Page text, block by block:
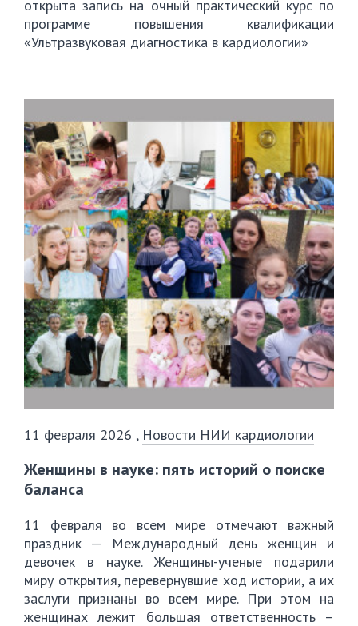
открыта запись на очный практический курс по
программе повышения квалификации
«Ультразвуковая диагностика в кардиологии»
11 февраля 2026 , Новости НИИ кардиологии
Женщины в науке: пять историй о поиске
баланса
11 февраля во всем мире отмечают важный
праздник — Международный день женщин и
девочек в науке. Женщины-ученые подарили
миру открытия, перевернувшие ход истории, а их
заслуги признаны во всем мире. При этом на
женщинах лежит большая ответственность –